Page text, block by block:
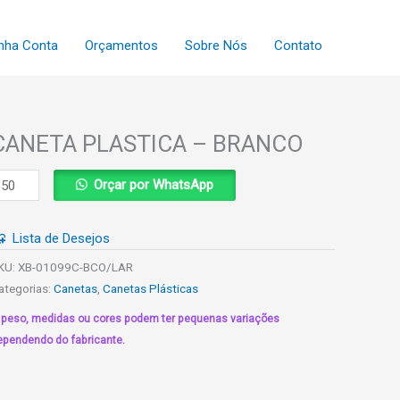
Conta Orçamentos Sobre Nós Contato
PLASTICA – BRANCO
Orçar por WhatsApp
Lista de Desejos
XB-01099C-BCO/LAR
Canetas ,Canetas Plásticas
peso, medidas ou cores podem ter pequenas variações
do fabricante.